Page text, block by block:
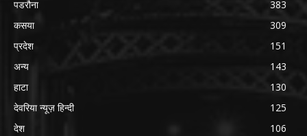
पडरौना
383
कसया
309
प्रदेश
151
अन्य
143
हाटा
130
देवरिया न्यूज़ हिन्दी
125
देश
106